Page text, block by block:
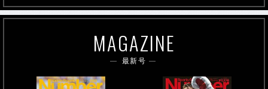
MAGAZINE
最新号